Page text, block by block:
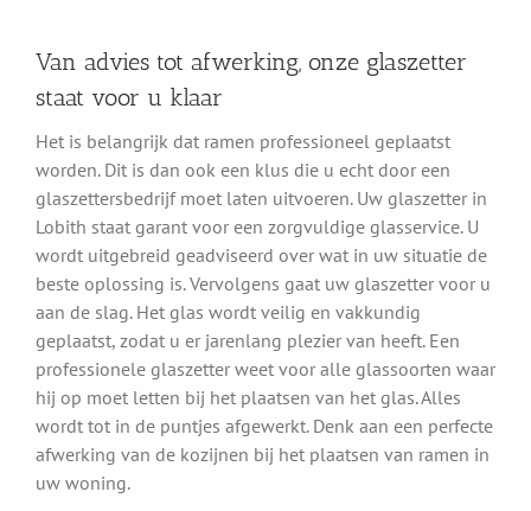
Van advies tot afwerking, onze glaszetter
staat voor u klaar
Het is belangrijk dat ramen professioneel geplaatst
worden. Dit is dan ook een klus die u echt door een
glaszettersbedrijf moet laten uitvoeren. Uw glaszetter in
Lobith staat garant voor een zorgvuldige glasservice. U
wordt uitgebreid geadviseerd over wat in uw situatie de
beste oplossing is. Vervolgens gaat uw glaszetter voor u
aan de slag. Het glas wordt veilig en vakkundig
geplaatst, zodat u er jarenlang plezier van heeft. Een
professionele glaszetter weet voor alle glassoorten waar
hij op moet letten bij het plaatsen van het glas. Alles
wordt tot in de puntjes afgewerkt. Denk aan een perfecte
afwerking van de kozijnen bij het plaatsen van ramen in
uw woning.